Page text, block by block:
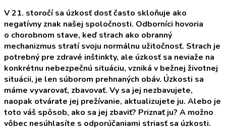
V 21. storočí sa úzkosť dosť často skloňuje ako
negatívny znak našej spoločnosti. Odborníci hovoria
o chorobnom stave, keď strach ako obranný
mechanizmus stratí svoju normálnu užitočnosť. Strach je
potrebný pre zdravé inštinkty, ale úzkosť sa neviaže na
konkrétnu nebezpečnú situáciu, vzniká v bežnej životnej
situácii, je len súborom prehnaných obáv. Úzkosti sa
máme vyvarovať, zbavovať. Vy sa jej nezbavujete,
naopak otvárate jej prežívanie, aktualizujete ju. Alebo je
toto váš spôsob, ako sa jej zbaviť? Priznať ju? A možno
vôbec nesúhlasíte s odporúčaniami striasť sa úzkosti.